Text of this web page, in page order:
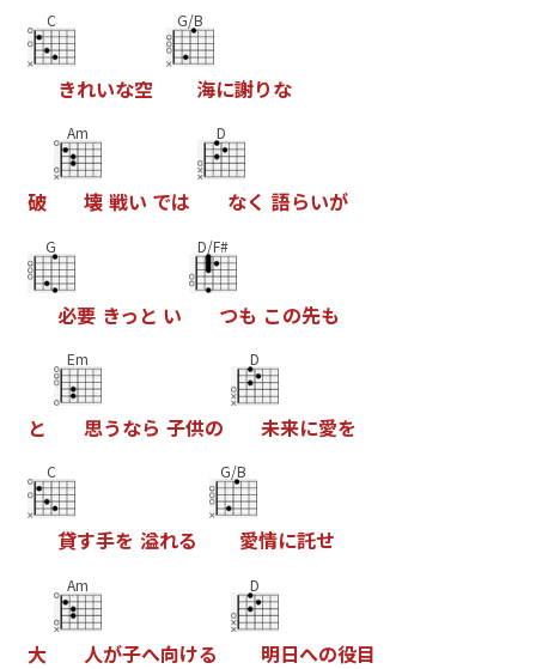
C
きれいな空
G/B
海に謝りな
破
Am
壊 戦い では
D
なく 語らいが
G
必要 きっ と い
D/F#
つも この先も
と
Em
思うなら 子供の
D
未来に愛を
C
貸す手を 溢れる
G/B
愛情に託せ
大
Am
人が子へ向ける
D
明日への役目